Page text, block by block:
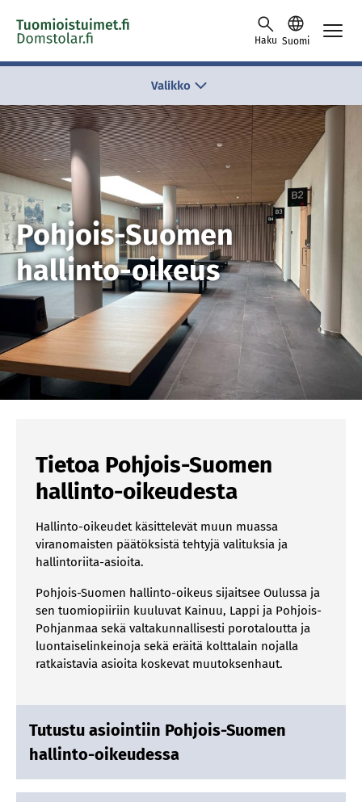
Skip to content -saavutettavuusohje
Haku Suomi
Valikko
Pohjois-Suomen
hallinto-oikeus
Tietoa Pohjois-Suomen
hallinto-oikeudesta
Hallinto-oikeudet käsittelevät muun muassa
viranomaisten päätöksistä tehtyjä valituksia ja
hallintoriita-asioita.
Pohjois-Suomen hallinto-oikeus sijaitsee Oulussa ja
sen tuomiopiiriin kuuluvat Kainuu, Lappi ja Pohjois-
Pohjanmaa sekä valtakunnallisesti porotaloutta ja
luontaiselinkeinoja sekä eräitä kolttalain nojalla
ratkaistavia asioita koskevat muutoksenhaut.
Tutustu asiointiin Pohjois-Suomen
hallinto-oikeudessa